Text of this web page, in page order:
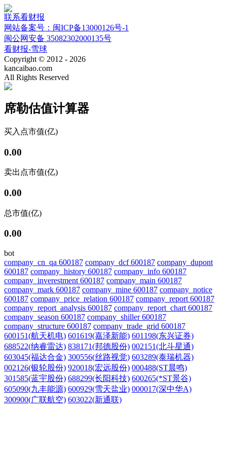
联系看财报
网站备案号：闽ICP备13000126号-1
闽公网安备 35082302000135号
看财报-雪球
Copyright © 2012 - 2026
kancaibao.com
All Rights Reserved
席勒估值计算器
买入点市值(亿)
0.00
卖出点市值(亿)
0.00
总市值(亿)
0.00
bot
company_cn_qa 600187 company_dcf 600187 company_dupont
600187 company_history 600187 company_info 600187
company_inverestment 600187 company_main 600187
company_mark 600187 company_mine 600187 company_notice
600187 company_price_relation 600187 company_report 600187
company_report_analysis 600187 company_report_chart 600187
company_season 600187 company_shiller 600187
company_structure 600187 company_trade_grid 600187
600151(航天机电) 601619(嘉泽新能) 601198(东兴证券)
688522(纳睿雷达) 838171(邦德股份) 002151(北斗星通)
603045(福达合金) 300556(丝路视觉) 603289(泰瑞机器)
002126(银轮股份) 920018(宏远股份) 000488(ST晨鸣)
301585(蓝宇股份) 688299(长阳科技) 600265(*ST景谷)
605090(九丰能源) 600929(雪天盐业) 000017(深中华A)
300900(广联航空) 603022(新通联)